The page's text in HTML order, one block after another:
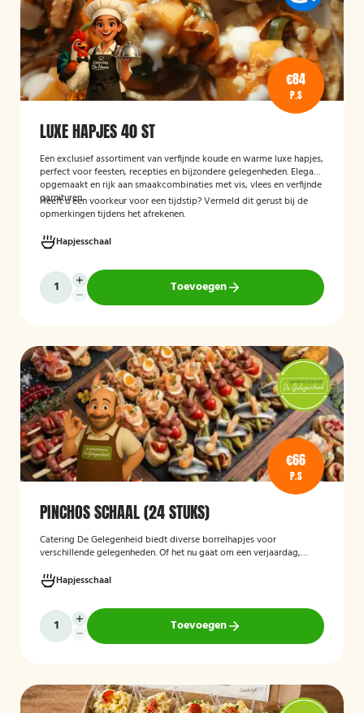
€84
P.S
LUXE HAPJES 40 ST
Een exclusief assortiment van verfijnde koude en warme luxe hapjes,
perfect voor feesten, recepties en bijzondere gelegenheden. Elegant
opgemaakt en rijk aan smaakcombinaties met vis, vlees en verfijnde
garnituren.
Heeft u een voorkeur voor een tijdstip? Vermeld dit gerust bij de
opmerkingen tijdens het afrekenen.
Hapjesschaal
Toevoegen
€66
P.S
PINCHOS SCHAAL (24 STUKS)
Catering De Gelegenheid biedt diverse borrelhapjes voor
verschillende gelegenheden. Of het nu gaat om een verjaardag,
Hieronder ziet u een selectie uit ons aanbod. De Poncho's schaal is
geschikt voor maximaal 6 personen
Hapjesschaal
Toevoegen